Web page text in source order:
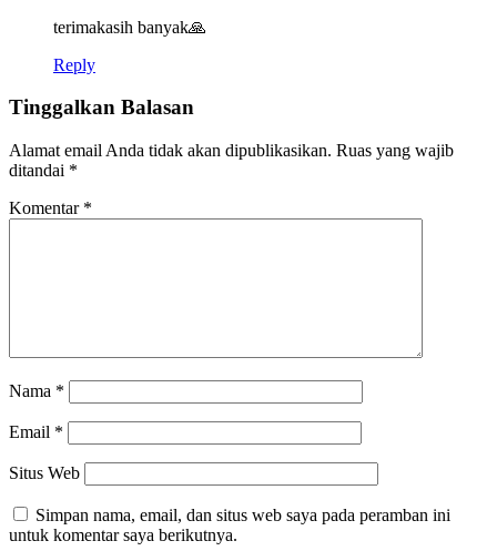
terimakasih banyak🙏
Reply
Tinggalkan Balasan
Alamat email Anda tidak akan dipublikasikan. Ruas yang wajib
ditandai *
Komentar *
Nama *
Email *
Situs Web
Simpan nama, email, dan situs web saya pada peramban ini
untuk komentar saya berikutnya.